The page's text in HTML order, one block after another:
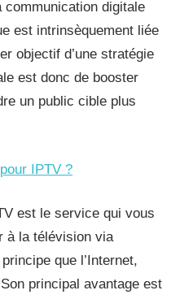
digitale
est intrinsèquement liée
objectif d’une stratégie
est donc de booster
un public cible plus
IPTV ?
est le service qui vous
à la télévision via
que l’Internet,
principal avantage est